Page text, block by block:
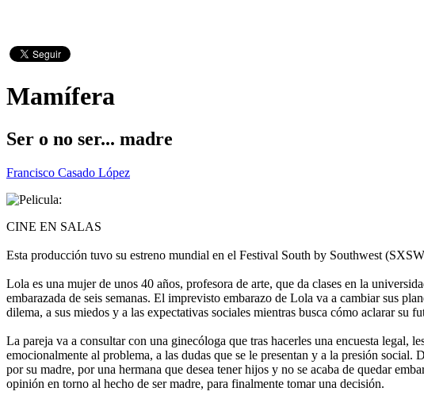
Mamífera
Ser o no ser... madre
Francisco Casado López
CINE EN SALAS
Esta producción tuvo su estreno mundial en el Festival South by Southwest
Lola es una mujer de unos 40 años, profesora de arte, que da clases en la
embarazada de seis semanas. El imprevisto embarazo de Lola va a cambiar sus
dilema, a sus miedos y a las expectativas sociales mientras busca cómo aclarar su
La pareja va a consultar con una ginecóloga que tras hacerles una encuesta legal,
emocionalmente al problema, a las dudas que se le presentan y a la presión
por su madre, por una hermana que desea tener hijos y no se acaba de quedar
opinión en torno al hecho de ser madre, para finalmente tomar una decisión.